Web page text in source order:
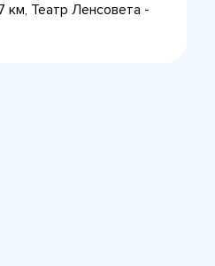
км, Театр Ленсовета -